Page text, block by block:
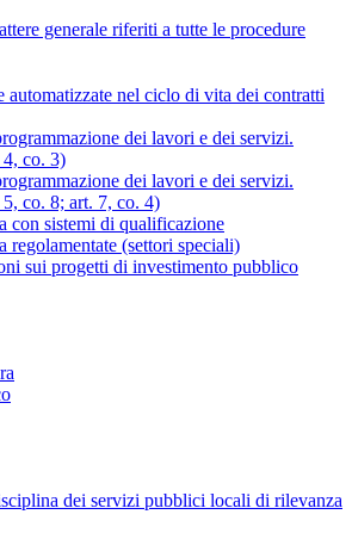
generale riferiti a tutte le procedure
automatizzate nel ciclo di vita dei contratti
dei lavori e dei servizi.
co. 3)
dei lavori e dei servizi.
co. 8; art. 7, co. 4)
con sistemi di qualificazione
regolamentate (settori speciali)
sui progetti di investimento pubblico
dei servizi pubblici locali di rilevanza